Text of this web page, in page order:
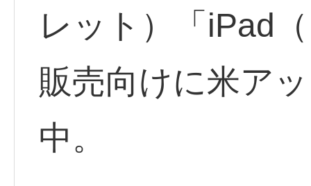
レット）「iPad
販売向けに米ア
中。